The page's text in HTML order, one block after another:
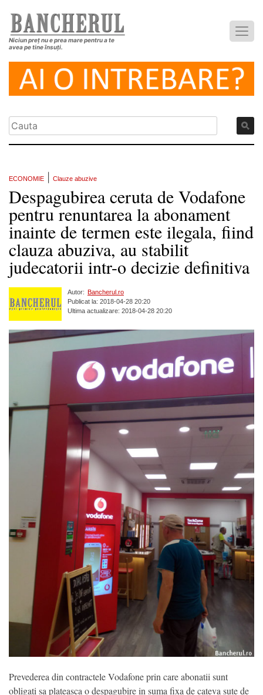
Niciun preț nu e prea mare pentru a te
avea pe tine însuți.
ECONOMIE Clauze abuzive
Despagubirea ceruta de Vodafone
pentru renuntarea la abonament
inainte de termen este ilegala, fiind
clauza abuziva, au stabilit
judecatorii intr-o decizie definitiva
Autor: Bancherul.ro
Publicat la: 2018-04-28 20:20
Ultima actualizare: 2018-04-28 20:20
Prevederea din contractele Vodafone prin care abonatii sunt
obligati sa plateasca o despagubire in suma fixa de cateva sute de